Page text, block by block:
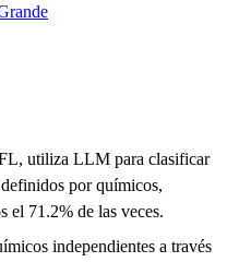
utiliza LLM para clasificar
por químicos,
el 71.2% de las veces.
independientes a través